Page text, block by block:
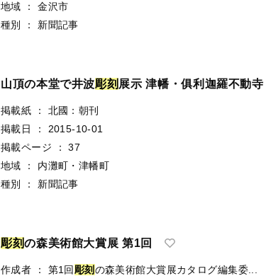
地域
：
金沢市
種別
： 新聞記事
山頂の本堂で井波彫刻 展示 津幡・俱利迦羅不動寺
掲載紙 ：
北國：朝刊
掲載日
：
2015-10-01
掲載ページ
：
37
地域
：
内灘町・津幡町
種別
： 新聞記事
彫刻の森美術館大賞展 第1回
作成者 ： 第1回彫刻の森美術館大賞展カタログ編集委...